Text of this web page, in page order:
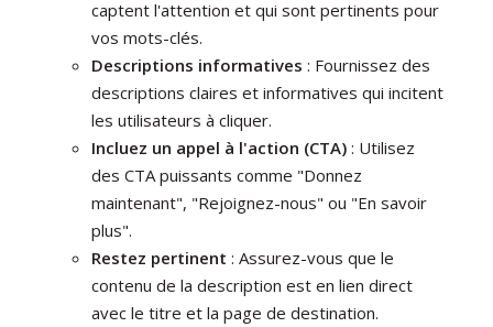
captent l'attention et qui sont pertinents pour
vos mots-clés.
Descriptions informatives : Fournissez des
descriptions claires et informatives qui incitent
les utilisateurs à cliquer.
Incluez un appel à l'action (CTA) : Utilisez
des CTA puissants comme "Donnez
maintenant", "Rejoignez-nous" ou "En savoir
plus".
Restez pertinent: Assurez-vous que le
contenu de la description est en lien direct
avec le titre et la page de destination.